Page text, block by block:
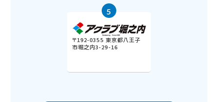
5
〒192-0355 東京都八王子
市堀之内3-29-16